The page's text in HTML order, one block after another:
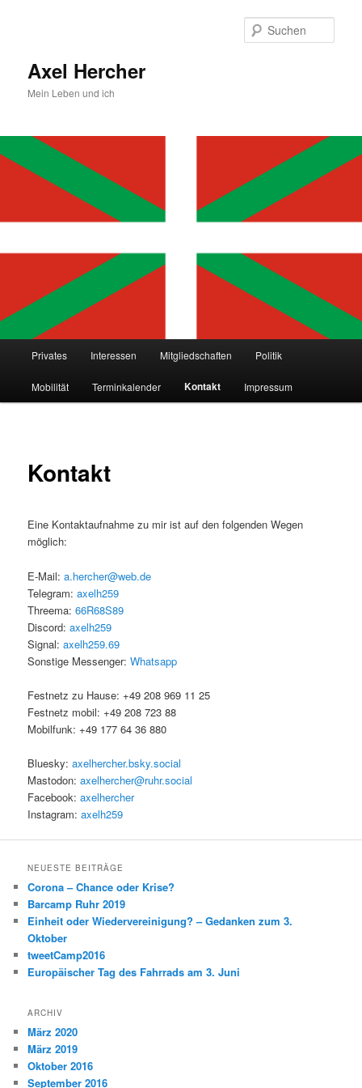
Axel Hercher
Mein Leben und ich
Privates Interessen Mitgliedschaften Politik
Mobilität Terminkalender Kontakt Impressum
Kontakt
Eine Kontaktaufnahme zu mir ist auf den folgenden Wegen
möglich:
E-Mail:a.hercher@web.de
Telegram:axelh259
Threema:66R68S89
Discord:axelh259
Signal:axelh259.69
Sonstige Messenger:Whatsapp
Festnetz zu Hause: +49 208 969 11 25
Festnetz mobil: +49 208 723 88
Mobilfunk: +49 177 64 36 880
Bluesky:axelhercher.bsky.social
Mastodon:axelhercher@ruhr.social
Facebook:axelhercher
Instagram:axelh259
NEUESTE BEITRÄGE
Corona – Chance oder Krise?
Barcamp Ruhr 2019
Einheit oder Wiedervereinigung? – Gedanken zum 3.
Oktober
tweetCamp2016
Europäischer Tag des Fahrrads am 3. Juni
ARCHIV
März 2020
März 2019
Oktober 2016
September 2016